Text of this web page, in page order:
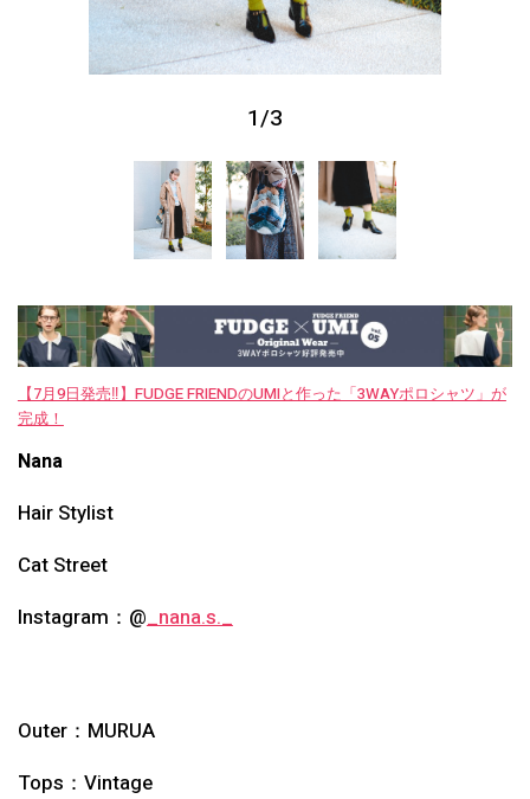
1/3
【7月9日発売‼︎】FUDGE FRIENDのUMIと作った「3WAYポロシャツ」が
完成！
Nana
Hair Stylist
Cat Street
Instagram：@_nana.s._
Outer： MURUA
Tops： Vintage